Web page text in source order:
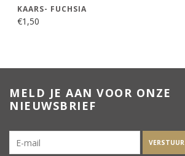
KAARS- FUCHSIA
€1,50
MELD JE AAN VOOR ONZE
NIEUWSBRIEF
VERSTUUR